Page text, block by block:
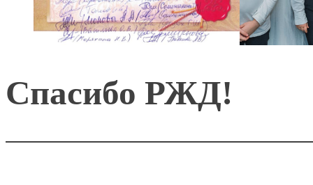
Спасибо РЖД!